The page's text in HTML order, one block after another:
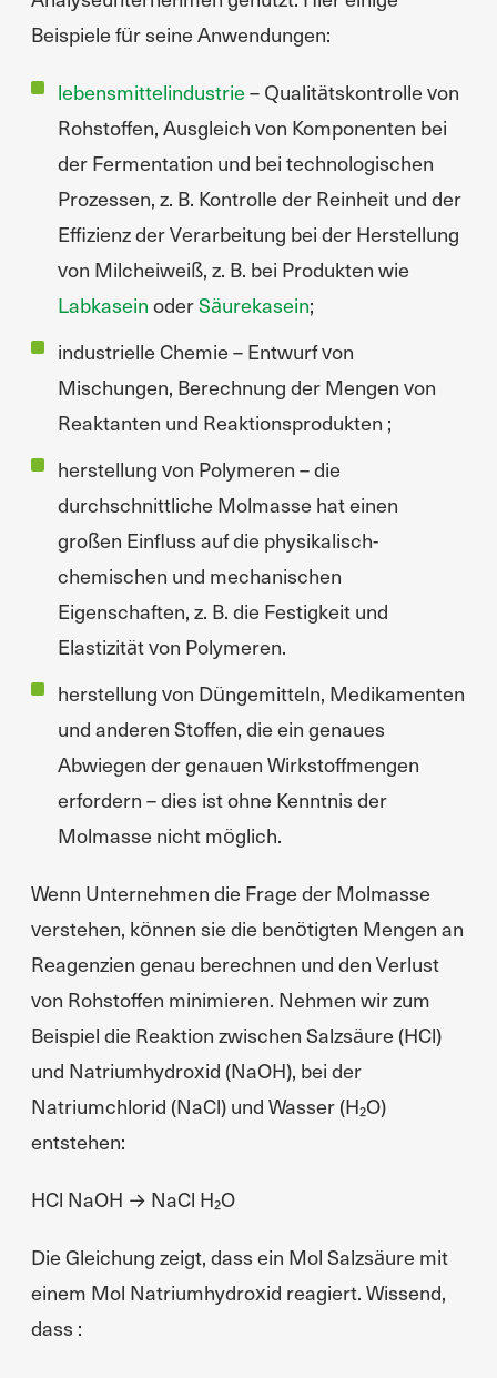
Beispiele für seine Anwendungen:
lebensmittelindustrie– Qualitätskontrolle von
Rohstoffen, Ausgleich von Komponenten bei
der Fermentation und bei technologischen
Prozessen, z. B. Kontrolle der Reinheit und der
Effizienz der Verarbeitung bei der Herstellung
von Milcheiweiß, z. B. bei Produkten wie
Labkasein oderSäurekasein;
industrielle Chemie – Entwurf von
Mischungen, Berechnung der Mengen von
Reaktanten und Reaktionsprodukten ;
herstellung von Polymeren – die
durchschnittliche Molmasse hat einen
großen Einfluss auf die physikalisch-
chemischen und mechanischen
Eigenschaften, z. B. die Festigkeit und
Elastizität von Polymeren.
herstellung von Düngemitteln, Medikamenten
und anderen Stoffen, die ein genaues
Abwiegen der genauen Wirkstoffmengen
erfordern – dies ist ohne Kenntnis der
Molmasse nicht möglich.
Wenn Unternehmen die Frage der Molmasse
verstehen, können sie die benötigten Mengen an
Reagenzien genau berechnen und den Verlust
von Rohstoffen minimieren. Nehmen wir zum
Beispiel die Reaktion zwischen Salzsäure (HCl)
und Natriumhydroxid (NaOH), bei der
Natriumchlorid (NaCl) und Wasser (H₂O)
entstehen:
HCl NaOH → NaCl H₂O
Die Gleichung zeigt, dass ein Mol Salzsäure mit
einem Mol Natriumhydroxid reagiert. Wissend,
dass :